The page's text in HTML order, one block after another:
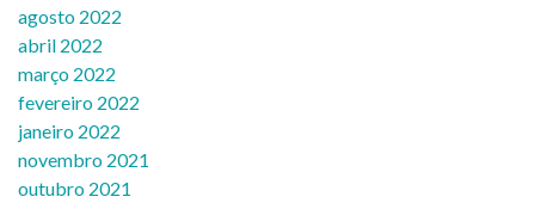
agosto 2022
abril 2022
março 2022
fevereiro 2022
janeiro 2022
novembro 2021
outubro 2021